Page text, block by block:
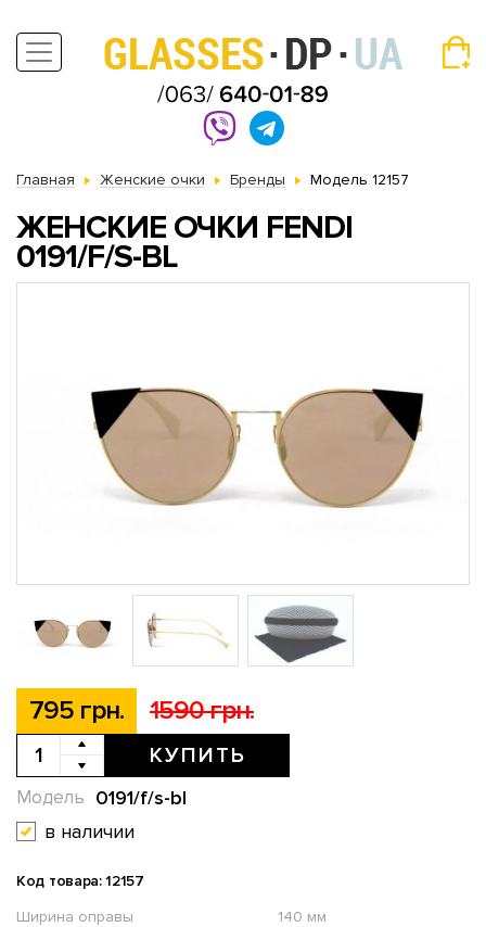
Главная Женские очки Бренды Модель 12157
ЖЕНСКИЕ ОЧКИ FENDI
0191/F/S-BL
795 грн. 1590 грн.
КУПИТЬ
0191/f/s-bl
Модель
в наличии
Код товара: 12157
Ширина оправы
140 мм